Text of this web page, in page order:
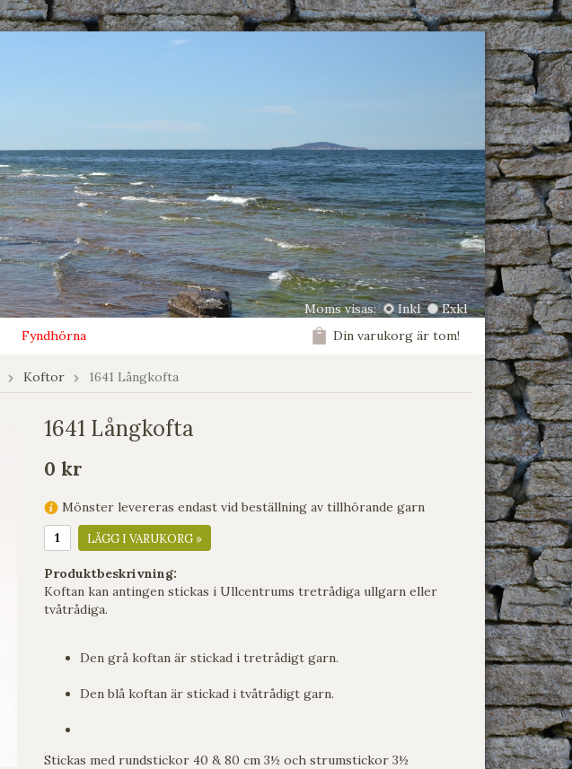
Moms visas: Inkl
Exkl
Fyndhörna Din varukorg är tom!
Koftor 1641 Långkofta
1641 Långkofta
0 kr
Mönster levereras endast vid beställning av tillhörande garn
LÄGG I VARUKORG »
Produktbeskrivning:
Koftan kan antingen stickas i Ullcentrums tretrådiga ullgarn eller
tvåtrådiga.
Den grå koftan är stickad i tretrådigt garn.
Den blå koftan är stickad i tvåtrådigt garn.
Stickas med rundstickor 40 & 80 cm 3½ och strumstickor 3½